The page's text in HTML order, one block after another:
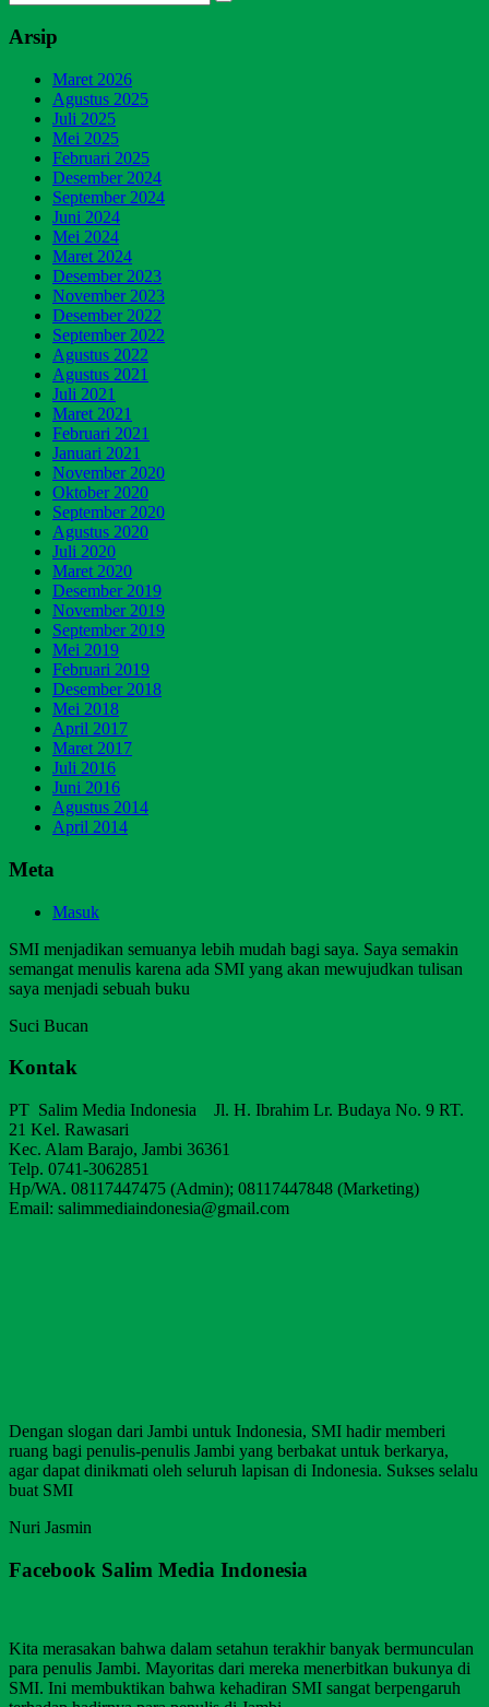
Arsip
Maret 2026
Agustus 2025
Juli 2025
Mei 2025
Februari 2025
Desember 2024
September 2024
Juni 2024
Mei 2024
Maret 2024
Desember 2023
November 2023
Desember 2022
September 2022
Agustus 2022
Agustus 2021
Juli 2021
Maret 2021
Februari 2021
Januari 2021
November 2020
Oktober 2020
September 2020
Agustus 2020
Juli 2020
Maret 2020
Desember 2019
November 2019
September 2019
Mei 2019
Februari 2019
Desember 2018
Mei 2018
April 2017
Maret 2017
Juli 2016
Juni 2016
Agustus 2014
April 2014
Meta
Masuk
SMI menjadikan semuanya lebih mudah bagi saya. Saya semakin
semangat menulis karena ada SMI yang akan mewujudkan tulisan
saya menjadi sebuah buku
Suci Bucan
Kontak
PT Salim Media Indonesia Jl. H. Ibrahim Lr. Budaya No. 9 RT.
21 Kel. Rawasari
Kec. Alam Barajo, Jambi 36361
Telp. 0741-3062851
Hp/WA. 08117447475 (Admin); 08117447848 (Marketing)
Email: salimmediaindonesia@gmail.com
Dengan slogan dari Jambi untuk Indonesia, SMI hadir memberi
ruang bagi penulis-penulis Jambi yang berbakat untuk berkarya,
agar dapat dinikmati oleh seluruh lapisan di Indonesia. Sukses selalu
buat SMI
Nuri Jasmin
Facebook Salim Media Indonesia
Kita merasakan bahwa dalam setahun terakhir banyak bermunculan
para penulis Jambi. Mayoritas dari mereka menerbitkan bukunya di
SMI. Ini membuktikan bahwa kehadiran SMI sangat berpengaruh